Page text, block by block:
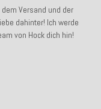
Versand und der
dahinter! Ich werde
von Hock dich hin!